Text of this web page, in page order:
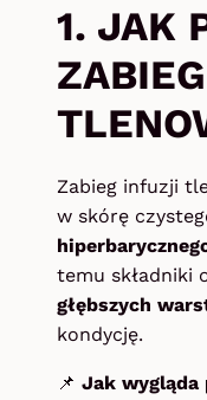
1. JAK
Zabieg infuzji
w skórę
temu składniki
głębszych
kondycję.
📌 Jak wygląda